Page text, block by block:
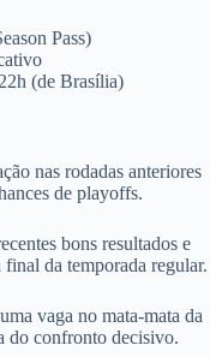
Pass)
(de Brasília)
nas rodadas anteriores
de playoffs.
bons resultados e
final da temporada regular.
vaga no mata-mata da
do confronto decisivo.